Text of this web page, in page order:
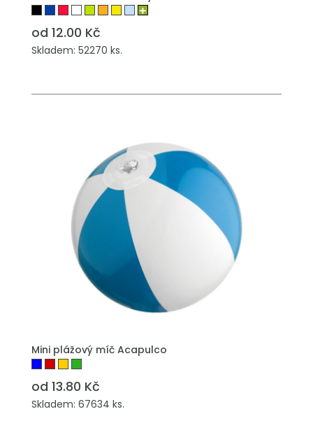
od 12.00 Kč
Skladem: 52270 ks.
Mini plážový míč Acapulco
od 13.80 Kč
Skladem: 67634 ks.